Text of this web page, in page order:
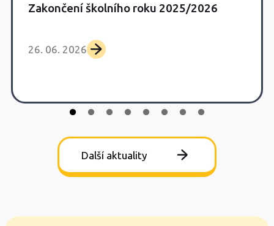
Zakončení školního roku 2025/2026
26. 06. 2026
Další aktuality